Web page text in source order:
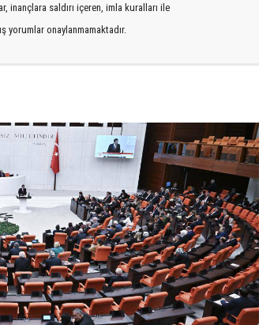
inançlara saldırı içeren, imla kuralları ile
yorumlar onaylanmamaktadır.